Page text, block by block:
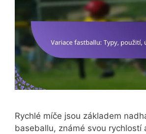
Rychlé míče jsou základem
baseballu, známé svou rychlostí